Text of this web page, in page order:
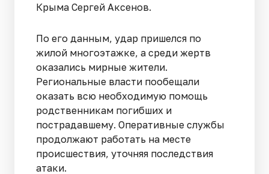
Крыма Сергей Аксенов.
По его данным, удар пришелся по
жилой многоэтажке, а среди жертв
оказались мирные жители.
Региональные власти пообещали
оказать всю необходимую помощь
родственникам погибших и
пострадавшему. Оперативные службы
продолжают работать на месте
происшествия, уточняя последствия
атаки.